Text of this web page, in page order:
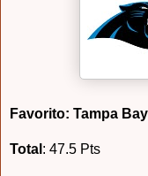
Favorito: Tampa
Total : 47.5 Pts